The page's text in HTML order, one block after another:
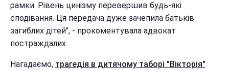
рамки. Рівень цинізму перевершив будь-які
сподівання. Ця передача дуже зачепила батьків
загиблих дітей", - прокоментувала адвокат
постраждалих.
Нагадаємо, трагедія в дитячому таборі "Вікторія"